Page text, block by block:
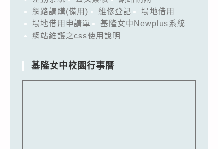
網路請購(備用)
維修登記
場地借用
場地借用申請單
基隆女中Newplus系統
網站維護之css使用說明
基隆女中校園行事曆